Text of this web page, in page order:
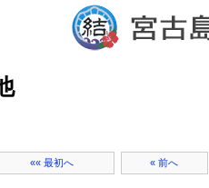
«« 最初へ « 前へ